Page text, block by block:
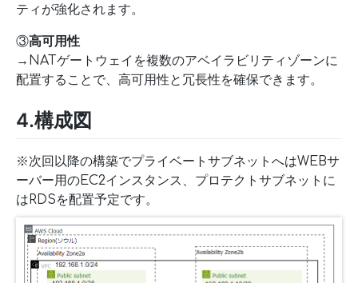
ティが強化されます。
③高可用性
→NATゲートウェイを複数のアベイラビリティゾーンに
配置することで、高可用性と冗長性を確保できます。
4.構成図
※次回以降の構築でプライベートサブネットへはWEBサ
ーバー用のEC2インスタンス、プロテクトサブネットに
はRDSを配置予定です。